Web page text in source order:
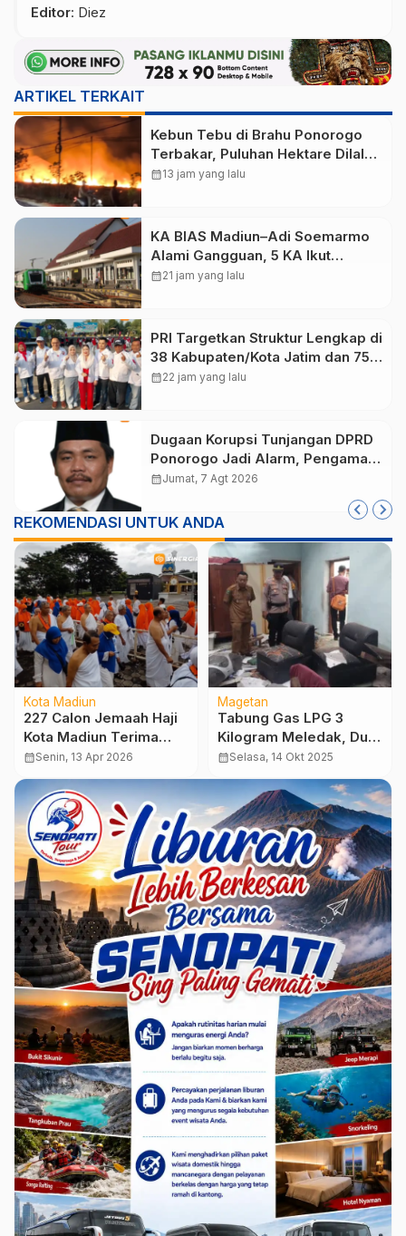
Editor: Diez
ARTIKEL TERKAIT
Kebun Tebu di Brahu Ponorogo
Terbakar, Puluhan Hektare Dilalap
Api
calendar_month13 jam yang lalu
KA BIAS Madiun–Adi Soemarmo
Alami Gangguan, 5 KA Ikut
Terdampak
calendar_month21 jam yang lalu
PRI Targetkan Struktur Lengkap di
38 Kabupaten/Kota Jatim dan 75
Kursi DPR RI pada Pemilu 2029
calendar_month22 jam yang lalu
Dugaan Korupsi Tunjangan DPRD
Ponorogo Jadi Alarm, Pengamat
Minta Magetan Perkuat Tata
calendar_monthJumat, 7 Agt 2026
REKOMENDASI UNTUK ANDA
Kota Madiun
227 Calon Jemaah Haji
Kota Madiun Terima
Uang Saku 750 Riyal,
Permudah Pembayaran
Dam
calendar_monthSenin, 13 Apr 2026
Magetan
Tabung Gas LPG 3
Kilogram Meledak, Dua
Lansia Luka Bakar
calendar_monthSelasa, 14 Okt 2025